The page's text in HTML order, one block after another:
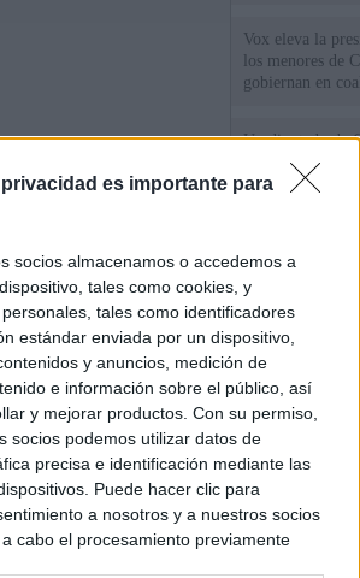
es importante para
socios almacenamos o accedemos a
tales como cookies, y
tales como identificadores
estándar enviada por un dispositivo,
y anuncios, medición de
e información sobre el público, así
y mejorar productos. Con su permiso,
socios podemos utilizar datos de
precisa e identificación mediante las
Puede hacer clic para
a nosotros y a nuestros socios
cabo el procesamiento previamente
Vox eleva la
los menores de
gobiernan en
Un diputado de
ante la Fiscalía
los inmigrantes”
ministros
de Ceuta
Legal Privacidad y Cookies